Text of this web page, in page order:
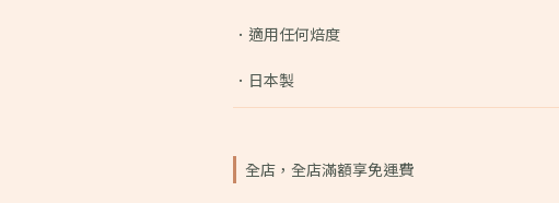
．適用任何焙度
．日本製
全店，全店滿額享免運費